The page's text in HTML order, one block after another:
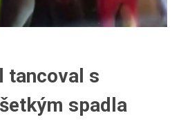
tancoval s
spadla